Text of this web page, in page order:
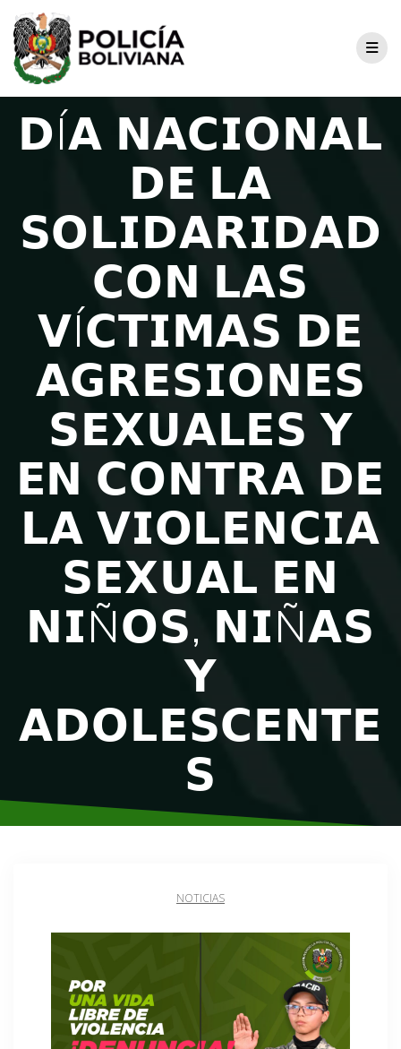
𝗗Í𝗔 𝗡𝗔𝗖𝗜𝗢𝗡𝗔𝗟
𝗗𝗘 𝗟𝗔
𝗦𝗢𝗟𝗜𝗗𝗔𝗥𝗜𝗗𝗔𝗗
𝗖𝗢𝗡 𝗟𝗔𝗦
𝗩Í𝗖𝗧𝗜𝗠𝗔𝗦 𝗗𝗘
𝗔𝗚𝗥𝗘𝗦𝗜𝗢𝗡𝗘𝗦
𝗦𝗘𝗫𝗨𝗔𝗟𝗘𝗦 𝗬
𝗘𝗡 𝗖𝗢𝗡𝗧𝗥𝗔 𝗗𝗘
𝗟𝗔 𝗩𝗜𝗢𝗟𝗘𝗡𝗖𝗜𝗔
𝗦𝗘𝗫𝗨𝗔𝗟 𝗘𝗡
𝗡𝗜Ñ𝗢𝗦, 𝗡𝗜Ñ𝗔𝗦
𝗬
𝗔𝗗𝗢𝗟𝗘𝗦𝗖𝗘𝗡𝗧𝗘
𝗦
NOTICIAS